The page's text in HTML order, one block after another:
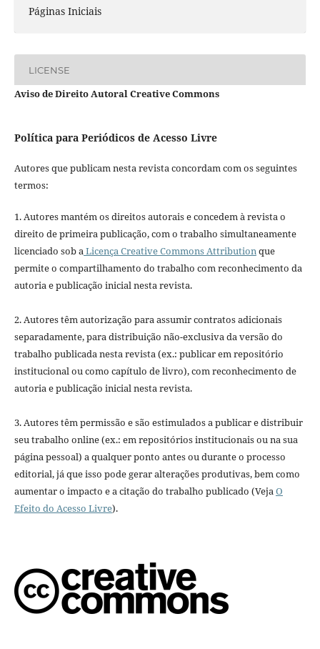
Páginas Iniciais
LICENSE
Aviso de Direito Autoral Creative Commons
Política para Periódicos de Acesso Livre
Autores que publicam nesta revista concordam com os seguintes
termos:
1. Autores mantém os direitos autorais e concedem à revista o
direito de primeira publicação, com o trabalho simultaneamente
licenciado sob aLicença Creative Commons Attributionque
permite o compartilhamento do trabalho com reconhecimento da
autoria e publicação inicial nesta revista.
2. Autores têm autorização para assumir contratos adicionais
separadamente, para distribuição não-exclusiva da versão do
trabalho publicada nesta revista (ex.: publicar em repositório
institucional ou como capítulo de livro), com reconhecimento de
autoria e publicação inicial nesta revista.
3. Autores têm permissão e são estimulados a publicar e distribuir
seu trabalho online (ex.: em repositórios institucionais ou na sua
página pessoal) a qualquer ponto antes ou durante o processo
editorial, já que isso pode gerar alterações produtivas, bem como
aumentar o impacto e a citação do trabalho publicado (VejaO
Efeito do Acesso Livre).